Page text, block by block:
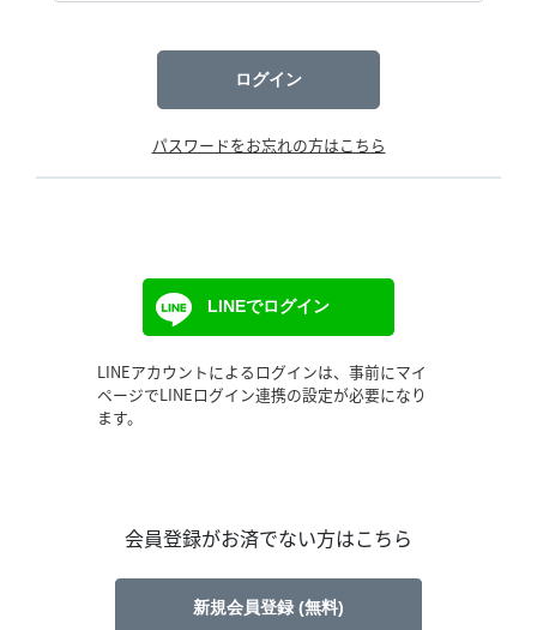
ログイン
パスワードをお忘れの方はこちら
LINEでログイン
LINEアカウントによるログインは、事前にマイ
ページでLINEログイン連携の設定が必要になり
ます。
会員登録がお済でない方はこちら
新規会員登録 (無料)